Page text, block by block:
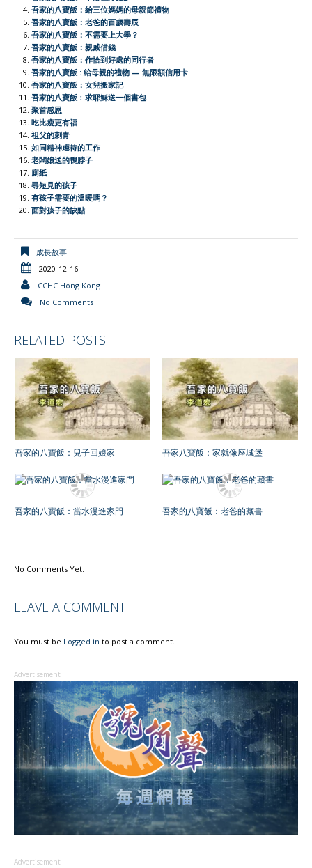
o
k
p
p
r
n
吾家的八寶飯：給三位媽媽的母親節禮物
吾家的八寶飯：老爸的百歲壽辰
吾家的八寶飯：不需要上大學？
吾家的八寶飯：親戚借錢
吾家的八寶飯：作恰到好處的同行者
吾家的八寶飯 : 給母親的禮物 — 無限額信用卡
吾家的八寶飯：女兒搬家記
吾家的八寶飯﹕求耶穌送一個書包
聚首感恩
吃比瘦更有福
祖父的刺青
如同精神虐待的工作
老闆娘送的鴨脖子
廁紙
尋短見的孩子
有孩子需要的溫暖嗎？
面對孩子的缺點
成長故事
2020-12-16
CCHC Hong Kong
No Comments
RELATED POSTS
吾家的八寶飯：兒子回娘家 吾家八寶飯：家就像座城堡
吾家的八寶飯：當水漫進家門 吾家的八寶飯：老爸的藏書
No Comments Yet.
LEAVE A COMMENT
You must be Logged in to post a comment.
Advertisement
Advertisement